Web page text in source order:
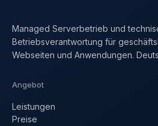
Managed Serverbetrieb und
Betriebsverantwortung für
Webseiten und Anwendungen.
Angebot
Leistungen
Preise